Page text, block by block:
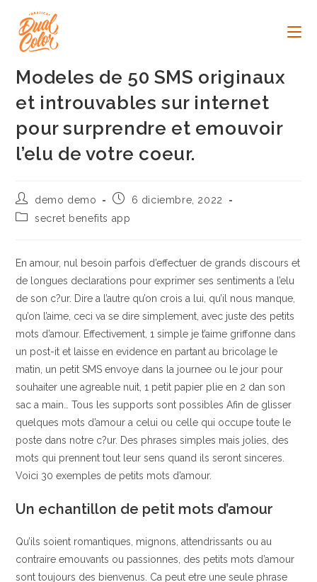
contenido
Modeles de 50 SMS originaux
et introuvables sur internet
pour surprendre et emouvoir
l’elu de votre coeur.
Autor
de
la
demo demo
Publicación
la
6 diciembre, 2022
Categoría
entrada:
secret benefits app
En amour, nul besoin parfois d’effectuer de grands discours et
de longues declarations pour exprimer ses sentiments a l’elu
de son c?ur. Dire a l’autre qu’on crois a lui, qu’il nous manque,
qu’on l’aime, ceci va se dire simplement, avec juste des petits
mots d’amour. Effectivement, 1 simple je t’aime griffonne dans
un post-it et laisse en evidence en partant au bricolage le
matin, un petit SMS envoye dans la journee ou le jour pour
souhaiter une agreable nuit, 1 petit papier plie en 2 dan son
sac a main… Tous les supports sont possibles Afin de glisser
quelques mots d’amour a celui ou celle qui occupe toute le
poste dans notre c?ur. Des phrases simples mais jolies, des
mots qui prennent tout leur sens quand ils seront sinceres.
Voici 30 exemples de petits mots d’amour.
Un echantillon de petit mots d’amour
Qu’ils soient romantiques, mignons, attendrissants ou au
contraire emouvants ou passionnes, des petits mots d’amour
sont toujours des bienvenus. Ca peut etre une seule phrase